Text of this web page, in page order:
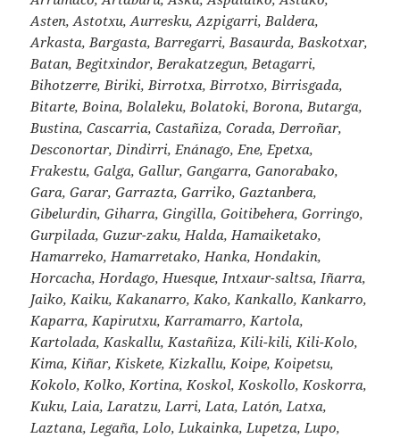
Asten, Astotxu, Aurresku, Azpigarri, Baldera,
Arkasta, Bargasta, Barregarri, Basaurda, Baskotxar,
Batan, Begitxindor, Berakatzegun, Betagarri,
Bihotzerre, Biriki, Birrotxa, Birrotxo, Birrisgada,
Bitarte, Boina, Bolaleku, Bolatoki, Borona, Butarga,
Bustina, Cascarria, Castañiza, Corada, Derroñar,
Desconortar, Dindirri, Enánago, Ene, Epetxa,
Frakestu, Galga, Gallur, Gangarra, Ganorabako,
Gara, Garar, Garrazta, Garriko, Gaztanbera,
Gibelurdin, Giharra, Gingilla, Goitibehera, Gorringo,
Gurpilada, Guzur-zaku, Halda, Hamaiketako,
Hamarreko, Hamarretako, Hanka, Hondakin,
Horcacha, Hordago, Huesque, Intxaur-saltsa, Iñarra,
Jaiko, Kaiku, Kakanarro, Kako, Kankallo, Kankarro,
Kaparra, Kapirutxu, Karramarro, Kartola,
Kartolada, Kaskallu, Kastañiza, Kili-kili, Kili-Kolo,
Kima, Kiñar, Kiskete, Kizkallu, Koipe, Koipetsu,
Kokolo, Kolko, Kortina, Koskol, Koskollo, Koskorra,
Kuku, Laia, Laratzu, Larri, Lata, Latón, Latxa,
Laztana, Legaña, Lolo, Lukainka, Lupetza, Lupo,